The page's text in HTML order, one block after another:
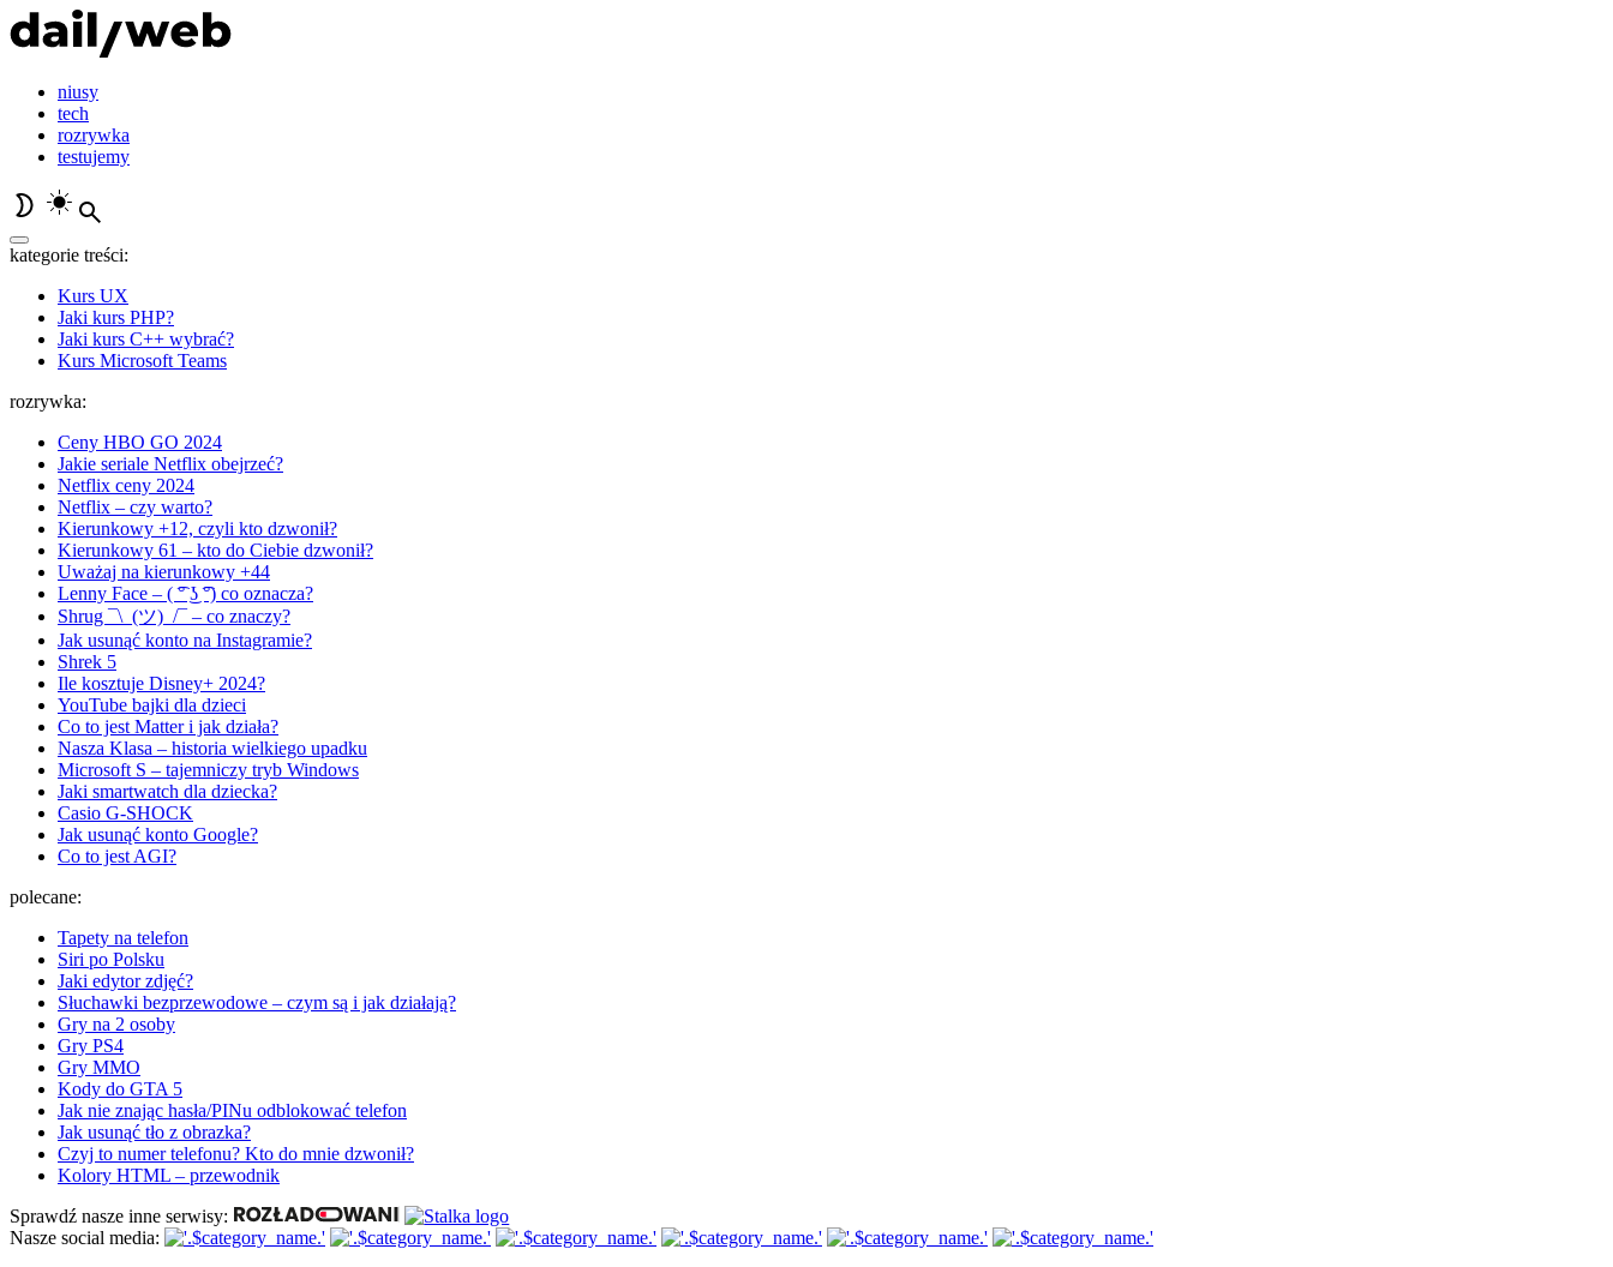
niusy
tech
rozrywka
testujemy
kategorie treści:
Kurs UX
Jaki kurs PHP?
Jaki kurs C++ wybrać?
Kurs Microsoft Teams
rozrywka:
Ceny HBO GO 2024
Jakie seriale Netflix obejrzeć?
Netflix ceny 2024
Netflix – czy warto?
Kierunkowy +12, czyli kto dzwonił?
Kierunkowy 61 – kto do Ciebie dzwonił?
Uważaj na kierunkowy +44
Lenny Face – ( ͡° ͜ʖ ͡°) co oznacza?
Shrug ¯\_(ツ)_/¯ – co znaczy?
Jak usunąć konto na Instagramie?
Shrek 5
Ile kosztuje Disney+ 2024?
YouTube bajki dla dzieci
Co to jest Matter i jak działa?
Nasza Klasa – historia wielkiego upadku
Microsoft S – tajemniczy tryb Windows
Jaki smartwatch dla dziecka?
Casio G-SHOCK
Jak usunąć konto Google?
Co to jest AGI?
polecane:
Tapety na telefon
Siri po Polsku
Jaki edytor zdjęć?
Słuchawki bezprzewodowe – czym są i jak działają?
Gry na 2 osoby
Gry PS4
Gry MMO
Kody do GTA 5
Jak nie znając hasła/PINu odblokować telefon
Jak usunąć tło z obrazka?
Czyj to numer telefonu? Kto do mnie dzwonił?
Kolory HTML – przewodnik
Sprawdź nasze inne serwisy:
Nasze social media: